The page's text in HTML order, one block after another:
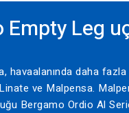
Empty Leg
havaalanında daha
ve Malpensa.
Bergamo Ordio Al